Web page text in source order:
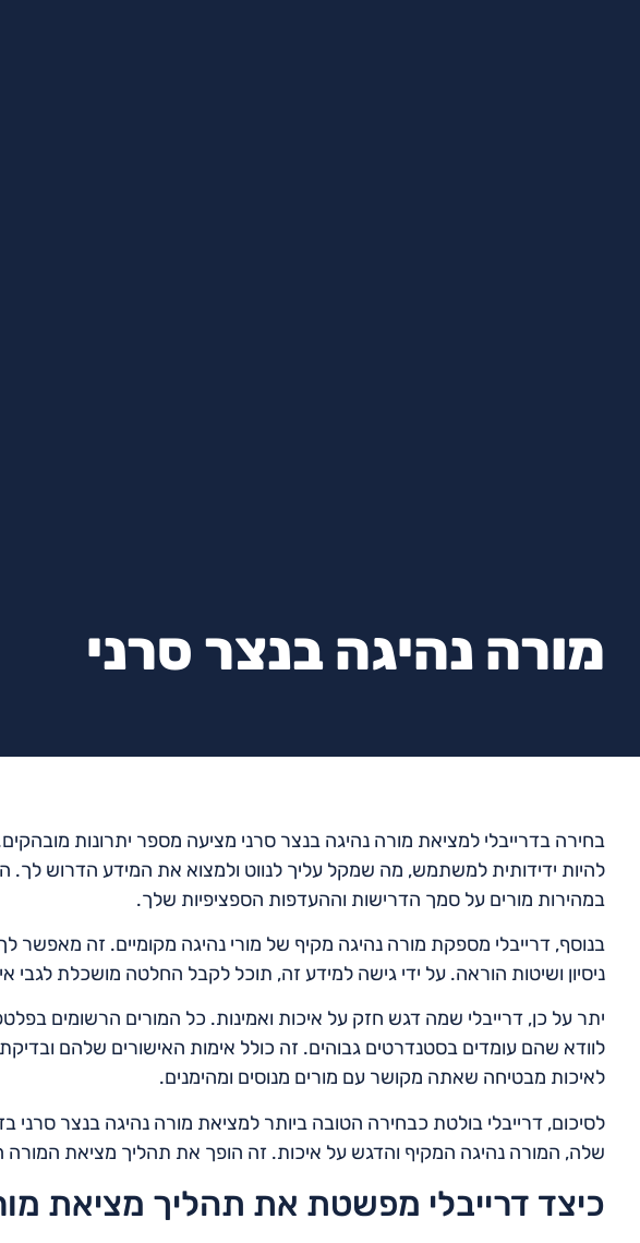
מורה נהיגה בנצר סרני
בחירה בדרייבלי למציאת מורה נהיגה בנצר סרני מציעה מספר יתרונות
להיות ידידותית למשתמש, מה שמקל עליך לנווט ולמצוא את המידע הדרוש
במהירות מורים על סמך הדרישות וההעדפות הספציפיות שלך.
בנוסף, דרייבלי מספקת מורה נהיגה מקיף של מורי נהיגה מקומיים. זה מאפשר
ניסיון ושיטות הוראה. על ידי גישה למידע זה, תוכל לקבל החלטה מושכלת לגבי
יתר על כן, דרייבלי שמה דגש חזק על איכות ואמינות. כל המורים הרשומים
לוודא שהם עומדים בסטנדרטים גבוהים. זה כולל אימות האישורים שלהם ובדיקת
לאיכות מבטיחה שאתה מקושר עם מורים מנוסים ומהימנים.
לסיכום, דרייבלי בולטת כבחירה הטובה ביותר למציאת מורה נהיגה בנצר
שלה, המורה נהיגה המקיף והדגש על איכות. זה הופך את תהליך מציאת המורה
כיצד דרייבלי מפשטת את תהליך מציאת